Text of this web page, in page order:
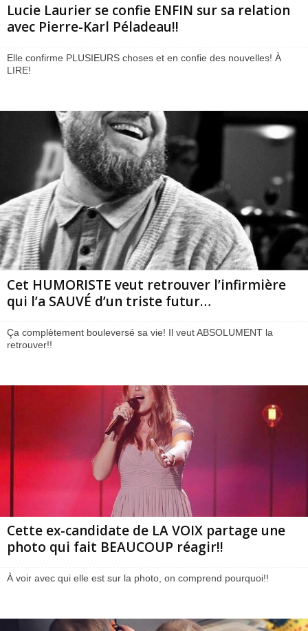
Lucie Laurier se confie ENFIN sur sa relation
avec Pierre-Karl Péladeau!!
Elle confirme PLUSIEURS choses et en confie des nouvelles! À
LIRE!
Cet HUMORISTE veut retrouver l’infirmière
qui l’a SAUVÉ d’un triste futur…
Ça complètement bouleversé sa vie! Il veut ABSOLUMENT la
retrouver!!
Cette ex-candidate de LA VOIX partage une
photo qui fait BEAUCOUP réagir!!
À voir avec qui elle est sur la photo, on comprend pourquoi!!